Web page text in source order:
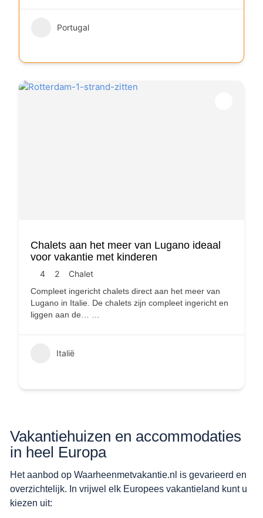
Portugal
Chalets aan het meer van Lugano ideaal
voor vakantie met kinderen
4 2 Chalet
Compleet ingericht chalets direct aan het meer van
Lugano in Italie. De chalets zijn compleet ingericht en
liggen aan de…
Italië
Vakantiehuizen en accommodaties
in heel Europa
Het aanbod op Waarheenmetvakantie.nl is gevarieerd en
overzichtelijk. In vrijwel elk Europees vakantieland kunt u
kiezen uit: